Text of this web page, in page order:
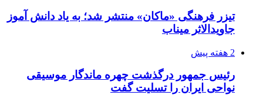
تیزر فرهنگی «ماکان» منتشر شد؛ به یاد دانش آموز
جاویدالاثر میناب
2 هفته پیش
رئیس جمهور درگذشت چهره ماندگار موسیقی
نواحی ایران را تسلیت گفت